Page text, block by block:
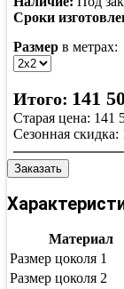
Сроки
Размер в метрах:
Итого: 141
Старая цена: 141
Сезонная скидка:
Заказать
Материал
Размер цоколя 1
Размер цоколя 2